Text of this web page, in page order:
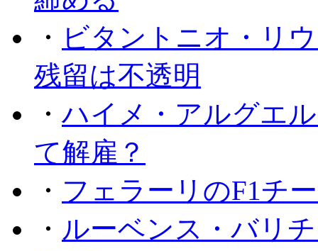
・ ビタントニオ・リ
残留は不透明
・ハイメ・アルグエ
て解雇？
・ フェラーリのF1チ
・ ルーベンス・バリ